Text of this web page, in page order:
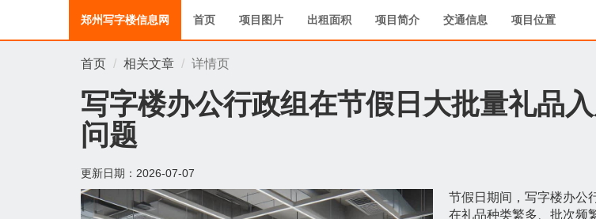
郑州写字楼信息网 首页 项目图片 出租面积 项目简介 交通信息 项目位置
首页 相关文章 详情页
写字楼办公行政组在节假日大批量礼品
问题
更新日期： 2026-07-07
节假日期间，写字楼办公
在礼品种类繁多、批次频